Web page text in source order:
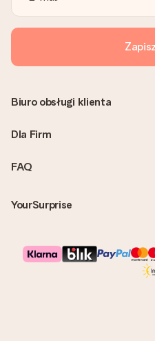
FAQ
YourSurprise
Biuro obsługi klienta
Dla Firm